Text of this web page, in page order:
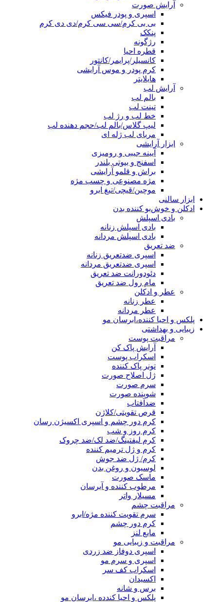
آرایش صورت
اسپری و پودر فیکس
بی بی کرم/سی سی کرم/دی دی کرم
پنکک
رژگونه
قطره احیا
کانسیلر/پرایمر/کانتور
کرم پودر و موس آرایشی
هایلایتر
آرایش لب
بالم لب
تینت لب
خط لب و رژ لب
لیپ گلاس/بالم لب/حجم دهنده لب
مربای لب ژله ای
ابزار آرایشی
آیینه جیبی و رومیزی
اسفنج و بیوتی بلندر
براش و قلمو آرایشی
مژه مصنوعی و چسب مژه
موچین/قیچی/تیغ ابرو
ابزار سالنی
ادکلن و خوش‌بو کننده بدن
بادی اسپلش
بادی اسپلش زنانه
بادی اسپلش مردانه
ضد تعریق
اسپری ضدتعریق زنانه
اسپری ضدتعریق مردانه
دئودورانت ضد تعریق
مام رول ضد تعریق
عطر و ادکلن
عطر زنانه
عطر مردانه
پلکس و احیا کننده،ابرسان مو
زیبایی و بهداشتی
مراقبت پوست
آرایش پاک کن
اسکراب پوست
تونر پاک کننده
ژل اصلاح صورت
سرم صورت
شوینده صورت
ضدآفتاب
قرص تقویتی/کلاژن
کرم دور چشم و اسپری اکسیژن رسان
کرم روز و شب
کرم لیفتینگ/ضد لک/ضد چروک
کرم و ژل ترمیم کننده
کرم/ ژل ضد جوش
لوسیون و روغن بدن
ماسک صورت
مرطوب کننده و آبرسان
مسیلار واتر
مراقبت چشم
سرم تقویت کننده مژه/ابرو
کرم دور چشم
مایع لنز
مراقبت و زیبایی مو
اسپری دوفاز ضد زردی
اسپری و سرم مو
اسکراب کف سر
اکسیدان
برس و شانه
پلکس و احیا کندده ،ابرسان مو